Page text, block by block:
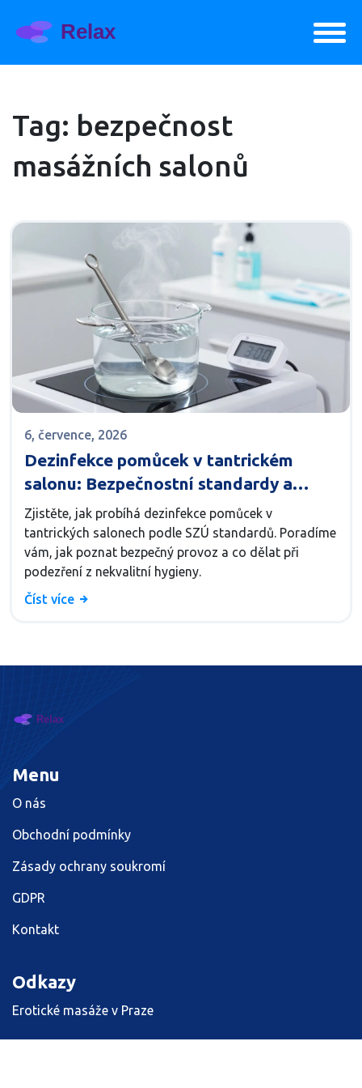
Tag: bezpečnost
masážních salonů
6, července, 2026
Dezinfekce pomůcek v tantrickém
salonu: Bezpečnostní standardy a
hygienické postupy
Zjistěte, jak probíhá dezinfekce pomůcek v
tantrických salonech podle SZÚ standardů. Poradíme
vám, jak poznat bezpečný provoz a co dělat při
podezření z nekvalitní hygieny.
Číst více
Menu
O nás
Obchodní podmínky
Zásady ochrany soukromí
GDPR
Kontakt
Odkazy
Erotické masáže v Praze